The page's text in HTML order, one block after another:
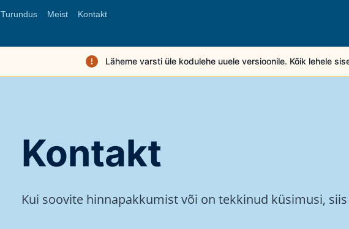
Turundus Meist Kontakt
Läheme varsti üle kodulehe uuele versioonile. Kõik lehele
Kontakt
Kui soovite hinnapakkumist või on tekkinud küsimusi,